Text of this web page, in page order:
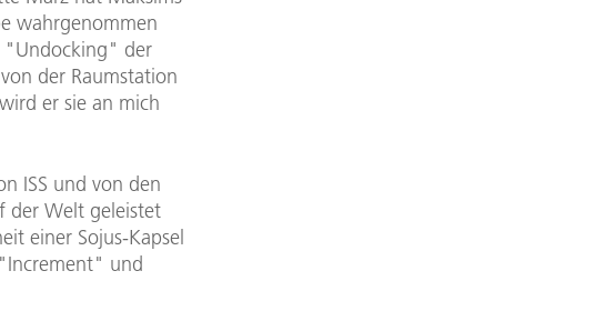
wahrgenommen
"Undocking" der
der Raumstation
er sie an mich
ISS und von den
der Welt geleistet
einer Sojus-Kapsel
und